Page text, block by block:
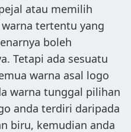
atau memilih
tertentu yang
boleh
Tetapi ada sesuatu
warna asal logo
warna tunggal pilihan
anda terdiri daripada
biru, kemudian anda